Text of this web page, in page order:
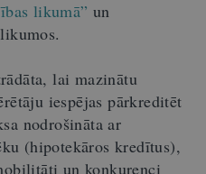
likumā” un
lai mazinātu
iespējas pārkreditēt
nodrošināta ar
(hipotekāros kredītus),
un konkurenci